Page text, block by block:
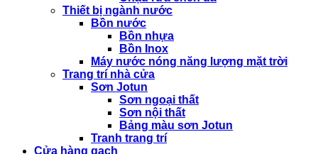
Thiết bị ngành nước
Bồn nước
Bồn nhựa
Bồn Inox
Máy nước nóng năng lượng mặt trời
Trang trí nhà cửa
Sơn Jotun
Sơn ngoại thất
Sơn nội thất
Bảng màu sơn Jotun
Tranh trang trí
Cửa hàng gạch